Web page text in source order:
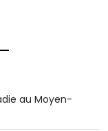
au Moyen-